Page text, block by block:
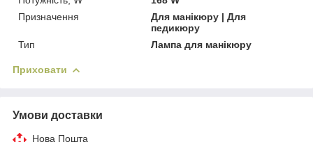
Призначення
Для манікюру | Для
педикюру
Тип
Лампа для манікюру
Приховати
Умови доставки
Нова Пошта